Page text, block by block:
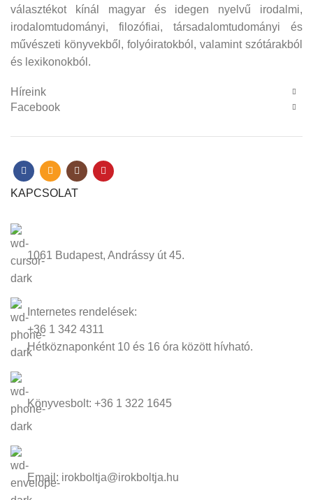
választékot kínál magyar és idegen nyelvű irodalmi,
irodalomtudományi, filozófiai, társadalomtudományi és
művészeti könyvekből, folyóiratokból, valamint szótárakból
és lexikonokból.
Híreink
Facebook
KAPCSOLAT
1061 Budapest, Andrássy út 45.
Internetes rendelések:
+36 1 342 4311
Hétköznaponként 10 és 16 óra között hívható.
Könyvesbolt: +36 1 322 1645
Email: irokboltja@irokboltja.hu